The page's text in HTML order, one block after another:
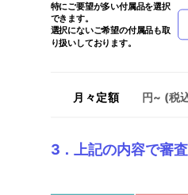
特にご要望が多い付属品を選択
できます。
選択にないご希望の付属品も取
り扱いしております。
月々定額 円~ (税
3．上記の内容で審